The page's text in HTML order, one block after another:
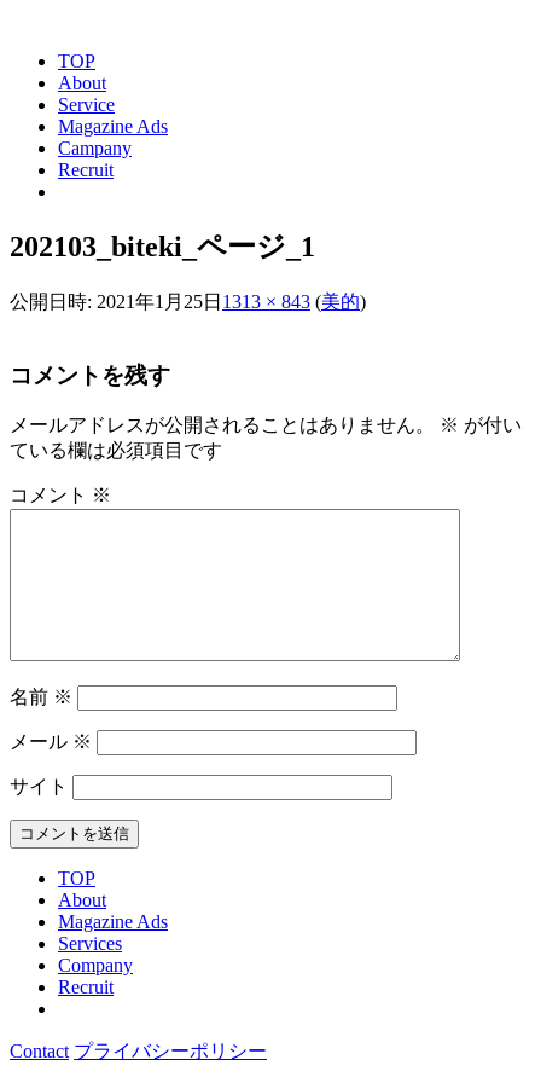
TOP
About
Service
Magazine Ads
Campany
Recruit
202103_biteki_ページ_1
公開日時: 2021年1月25日 1313 × 843 (美的)
コメントを残す
メールアドレスが公開されることはありません。 ※ が付い
ている欄は必須項目です
コメント ※
名前 ※
メール ※
サイト
TOP
About
Magazine Ads
Services
Company
Recruit
Contact プライバシーポリシー